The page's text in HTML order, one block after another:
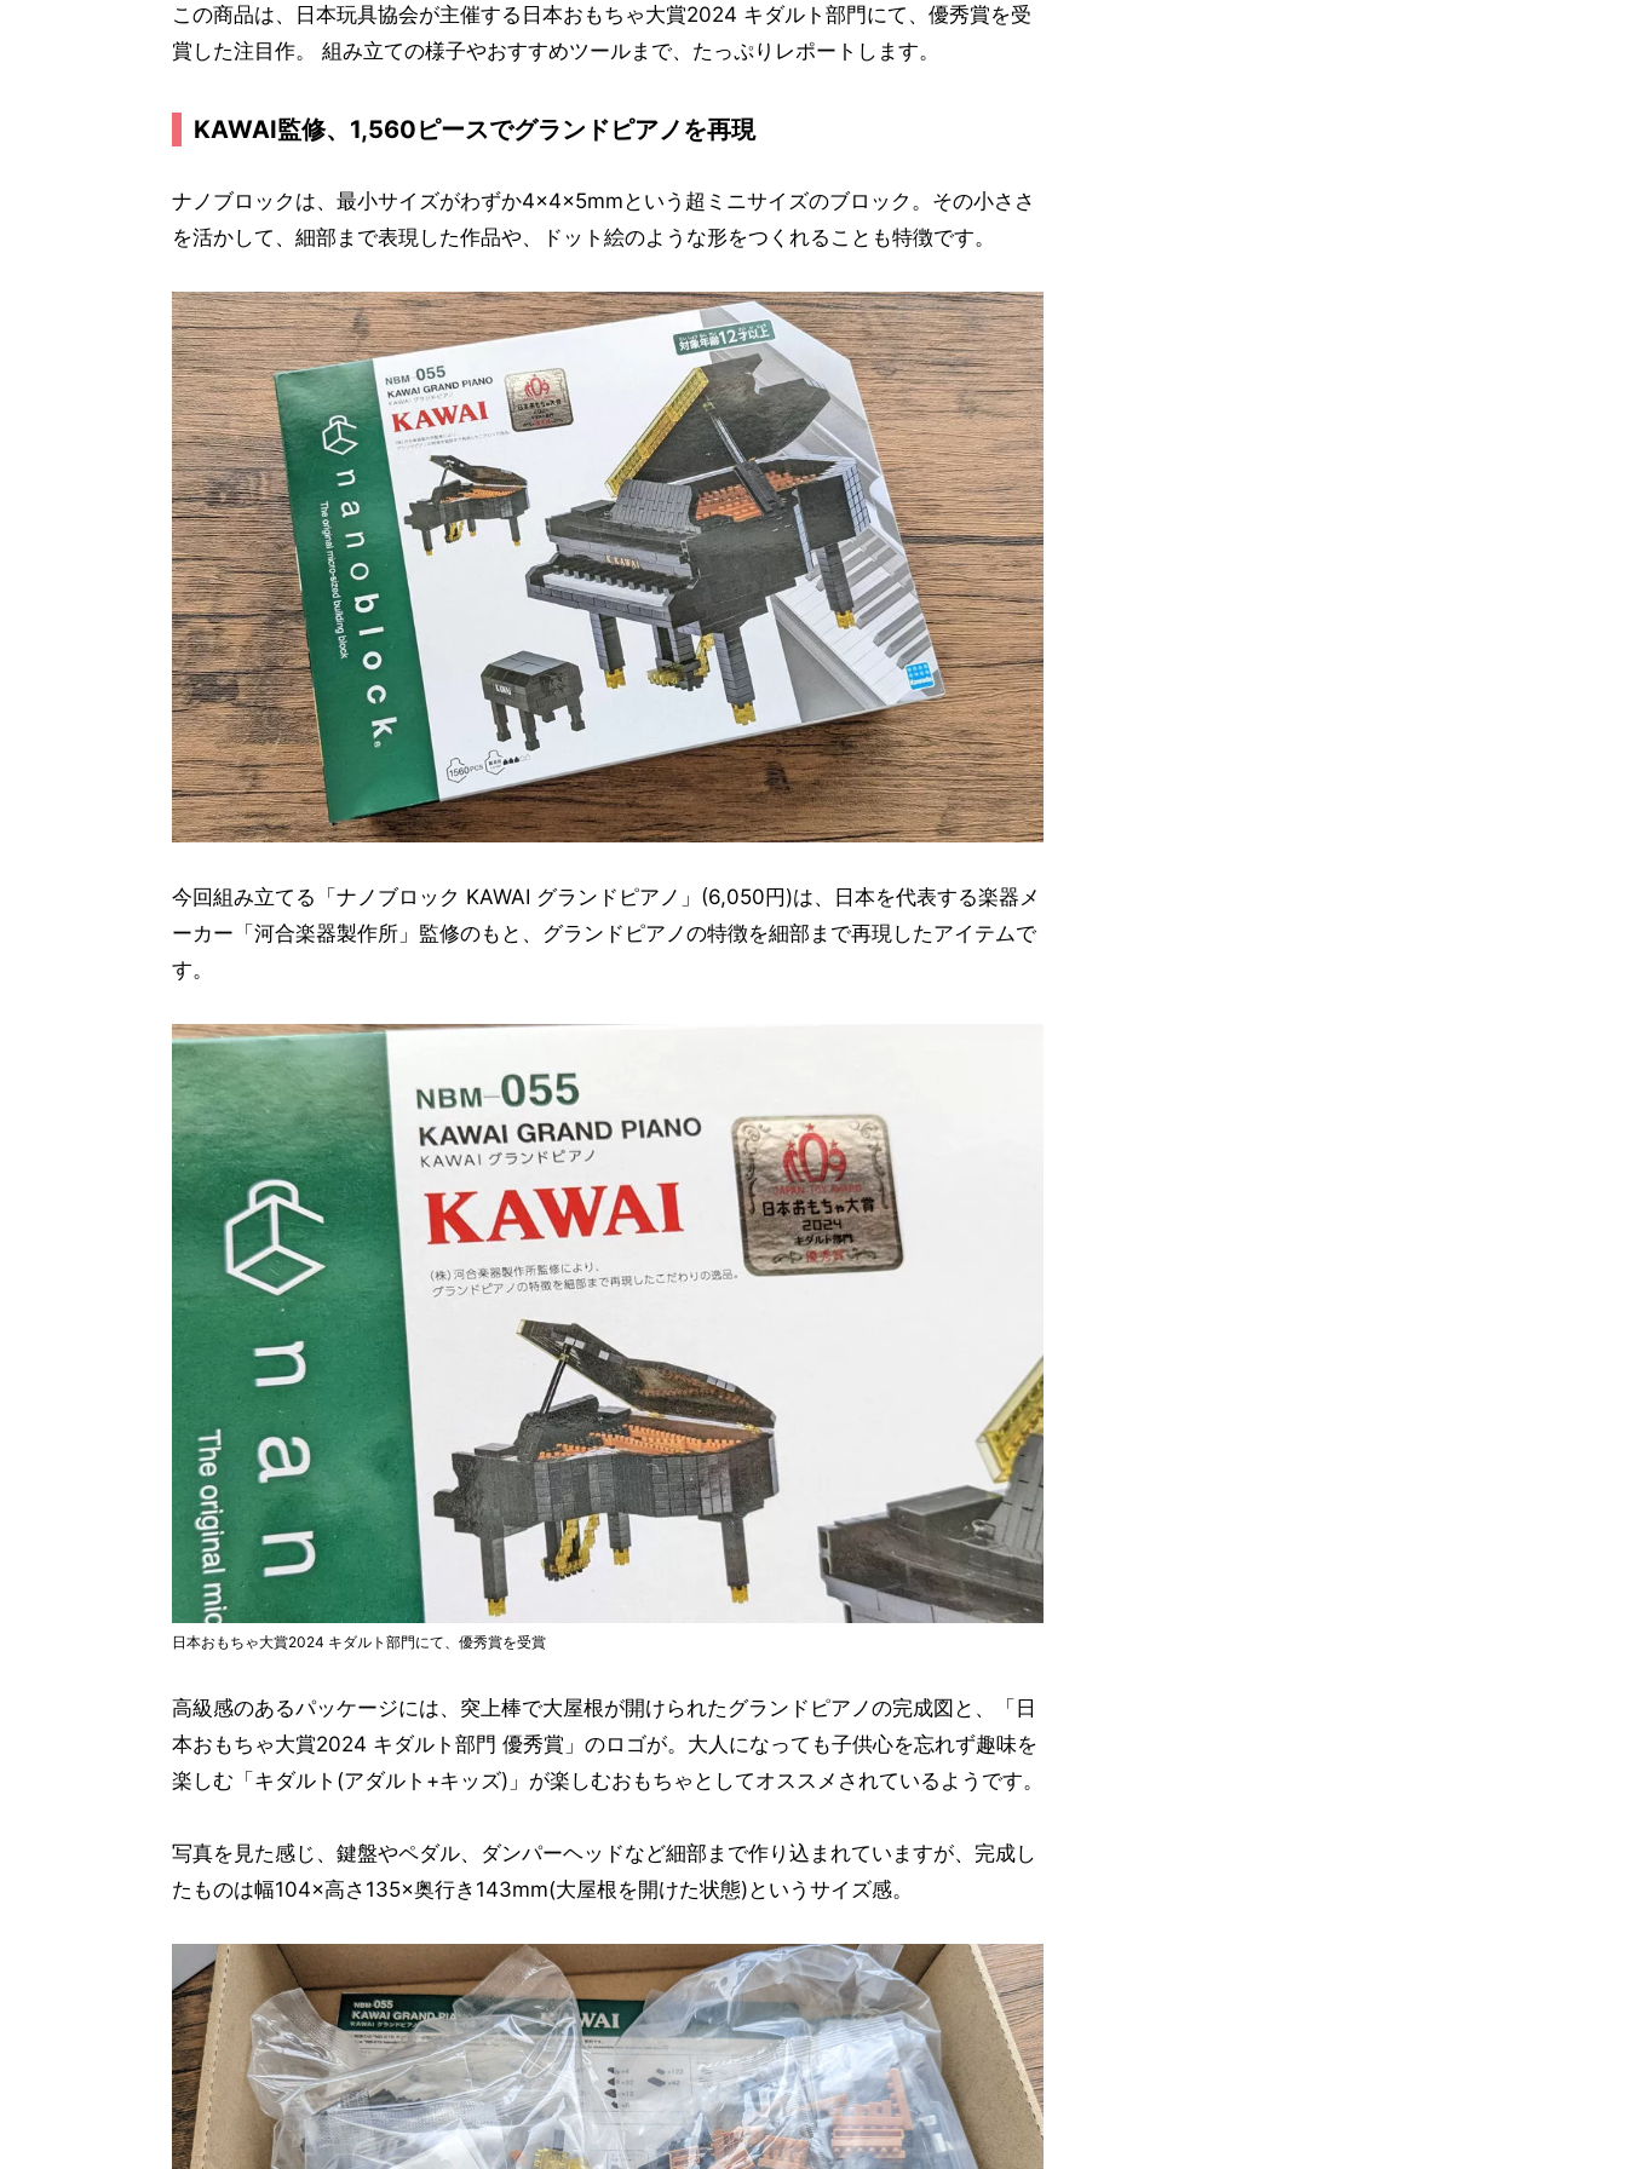
この商品は、日本玩具協会が主催する日本おもちゃ大賞2024 キダルト部門にて、優秀賞を受
賞した注目作。 組み立ての様子やおすすめツールまで、たっぷりレポートします。
KAWAI監修、1,560ピースでグランドピアノを再現
ナノブロックは、最小サイズがわずか4×4×5mmという超ミニサイズのブロック。その小ささ
を活かして、細部まで表現した作品や、ドット絵のような形をつくれることも特徴です。
今回組み立てる「ナノブロック KAWAI グランドピアノ」(6,050円)は、日本を代表する楽器メ
ーカー「河合楽器製作所」監修のもと、グランドピアノの特徴を細部まで再現したアイテムで
す。
日本おもちゃ大賞2024 キダルト部門にて、優秀賞を受賞
高級感のあるパッケージには、突上棒で大屋根が開けられたグランドピアノの完成図と、「日
本おもちゃ大賞2024 キダルト部門 優秀賞」のロゴが。大人になっても子供心を忘れず趣味を
楽しむ「キダルト(アダルト+キッズ)」が楽しむおもちゃとしてオススメされているようです。
写真を見た感じ、鍵盤やペダル、ダンパーヘッドなど細部まで作り込まれていますが、完成し
たものは幅104×高さ135×奥行き143mm(大屋根を開けた状態)というサイズ感。